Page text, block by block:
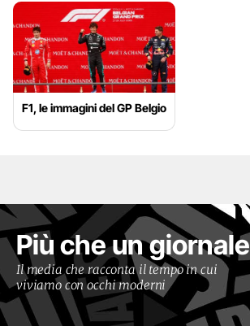
F1, le immagini del GP Belgio
Più che un giornale
Il media che racconta il tempo in cui
viviamo con occhi moderni